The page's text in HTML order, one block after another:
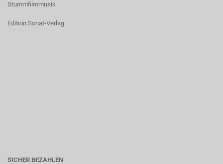
Stummfilmmusik
Edition Sonat-Verlag
SICHER BEZAHLEN